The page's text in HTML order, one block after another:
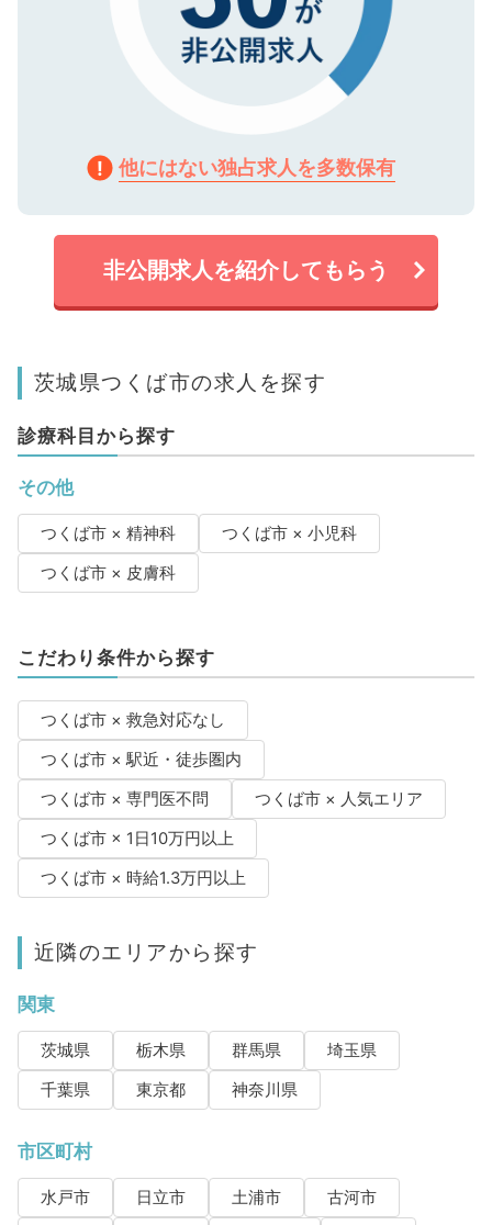
他にはない独占求人を多数保有
非公開求人を紹介してもらう
茨城県つくば市の求人を探す
診療科目から探す
その他
つくば市 × 精神科
つくば市 × 小児科
つくば市 × 皮膚科
こだわり条件から探す
つくば市 × 救急対応なし
つくば市 × 駅近・徒歩圏内
つくば市 × 専門医不問
つくば市 × 人気エリア
つくば市 × 1日10万円以上
つくば市 × 時給1.3万円以上
近隣のエリアから探す
関東
茨城県 栃木県 群馬県
埼玉県
千葉県
東京都 神奈川県
市区町村
水戸市 日立市 土浦市
古河市